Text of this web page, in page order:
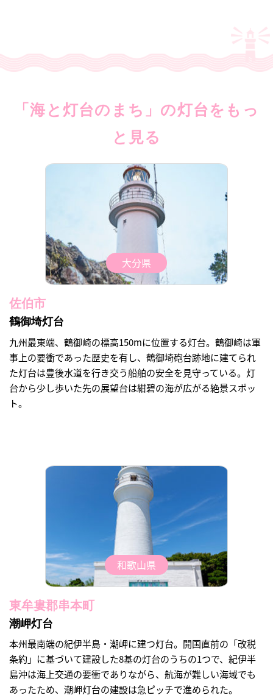
「海と灯台のまち」の灯台をもっ
と見る
大分県
佐伯市
鶴御埼灯台
九州最東端、鶴御崎の標高150mに位置する灯台。鶴御崎は軍
事上の要衝であった歴史を有し、鶴御埼砲台跡地に建てられ
た灯台は豊後水道を行き交う船舶の安全を見守っている。灯
台から少し歩いた先の展望台は紺碧の海が広がる絶景スポッ
ト。
和歌山県
東牟婁郡串本町
潮岬灯台
本州最南端の紀伊半島・潮岬に建つ灯台。開国直前の「改税
条約」に基づいて建設した8基の灯台のうちの1つで、紀伊半
島沖は海上交通の要衝でありながら、航海が難しい海域でも
あったため、潮岬灯台の建設は急ピッチで進められた。